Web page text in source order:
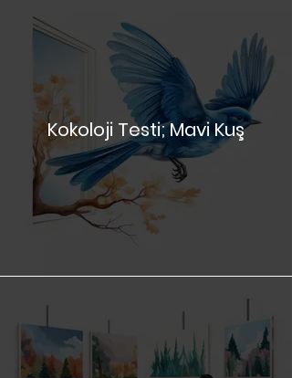
Kokoloji Testi; Mavi Kuş